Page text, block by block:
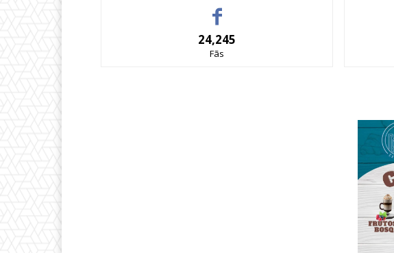
24,245
Fãs